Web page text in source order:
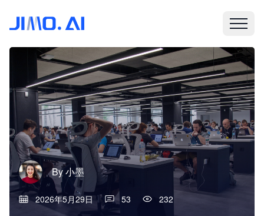
By小墨
2026年5月29日 53 232